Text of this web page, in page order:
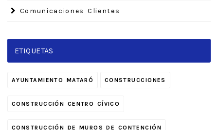
Comunicaciones Clientes
ETIQUETAS
AYUNTAMIENTO MATARÓ CONSTRUCCIONES
CONSTRUCCIÓN CENTRO CÍVICO
CONSTRUCCIÓN DE MUROS DE CONTENCIÓN